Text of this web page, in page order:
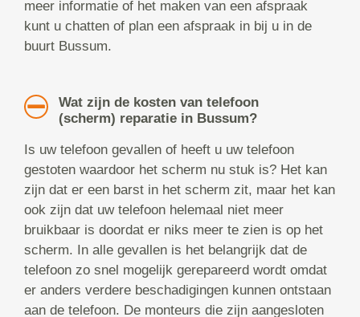
meer informatie of het maken van een afspraak
kunt u chatten of plan een afspraak in bij u in de
buurt Bussum.
Wat zijn de kosten van telefoon
(scherm) reparatie in Bussum?
Is uw telefoon gevallen of heeft u uw telefoon
gestoten waardoor het scherm nu stuk is? Het kan
zijn dat er een barst in het scherm zit, maar het kan
ook zijn dat uw telefoon helemaal niet meer
bruikbaar is doordat er niks meer te zien is op het
scherm. In alle gevallen is het belangrijk dat de
telefoon zo snel mogelijk gerepareerd wordt omdat
er anders verdere beschadigingen kunnen ontstaan
aan de telefoon. De monteurs die zijn aangesloten